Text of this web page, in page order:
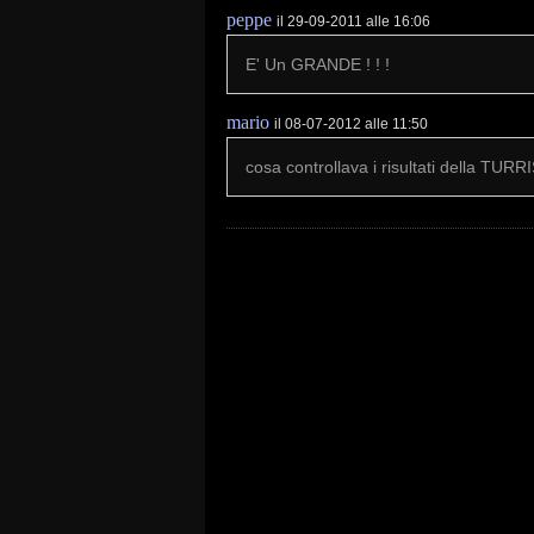
peppe il 29-09-2011 alle 16:06
E' Un GRANDE ! ! !
mario il 08-07-2012 alle 11:50
cosa controllava i risultati della